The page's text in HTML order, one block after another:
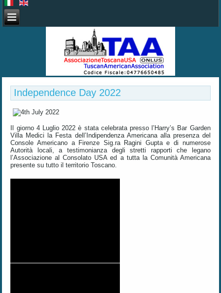
Independence Day 2022
Il giorno 4 Luglio 2022 è stata celebrata presso l’Harry’s Bar Garden
Villa Medici la Festa dell’Indipendenza Americana alla presenza del
Console Americano a Firenze Sig.ra Ragini Gupta e di numerose
Autorità locali, a testimonianza degli stretti rapporti che legano
l’Associazione al Consolato USA ed a tutta la Comunità Americana
presente su tutto il territorio Toscano.